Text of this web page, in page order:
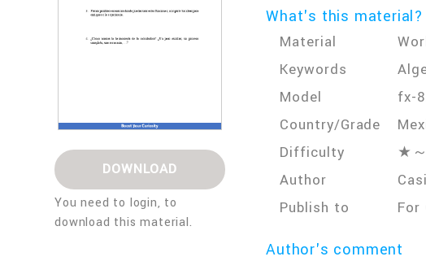
DOWNLOAD
You need to login, to
download this material.
What's this material?
Material
Keywords
Model
fx-
Country/Grade
Difficulty
★
Author
Publish to
For
Author's comment